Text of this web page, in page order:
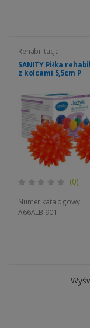
Rehabilitacja
SANITY Piłka
z kolcami 5,5cm P
(0)
Numer katalogowy:
A66ALB 901